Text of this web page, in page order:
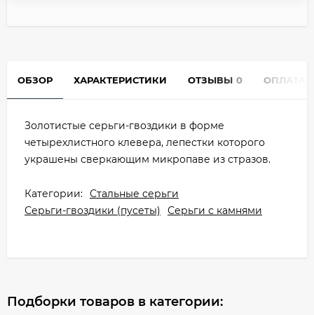
ОБЗОР ХАРАКТЕРИСТИКИ ОТЗЫВЫ 0 ОПЛАТА
Золотистые серьги-гвоздики в форме
четырехлистного клевера, лепестки которого
украшены сверкающим микропаве из стразов.
Категории: Стальные серьги
Серьги-гвоздики (пусеты)
Серьги с камнями
Подборки товаров в категории: